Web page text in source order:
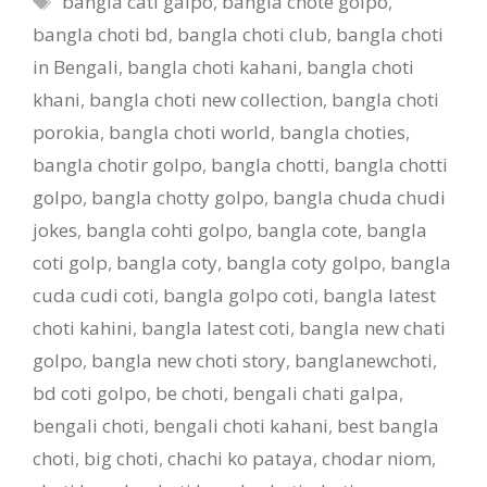
bangla choti bd, bangla choti club, bangla choti
in Bengali, bangla choti kahani, bangla choti
khani, bangla choti new collection, bangla choti
porokia, bangla choti world, bangla choties,
bangla chotir golpo, bangla chotti, bangla chotti
golpo, bangla chotty golpo, bangla chuda chudi
jokes, bangla cohti golpo, bangla cote, bangla
coti golp, bangla coty, bangla coty golpo, bangla
cuda cudi coti, bangla golpo coti, bangla latest
choti kahini, bangla latest coti, bangla new chati
golpo, bangla new choti story, banglanewchoti,
bd coti golpo, be choti, bengali chati galpa,
bengali choti, bengali choti kahani, best bangla
choti, big choti, chachi ko pataya, chodar niom,